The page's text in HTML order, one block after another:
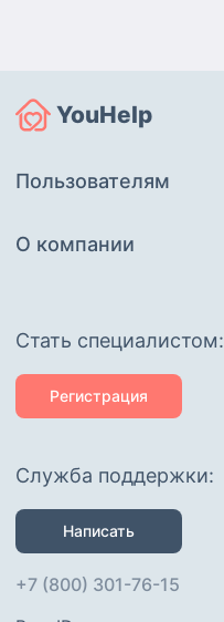
YouHelp
Пользователям
О компании
Cтать специалистом:
Регистрация
Служба поддержки:
Написать
+7 (800) 301-76-15